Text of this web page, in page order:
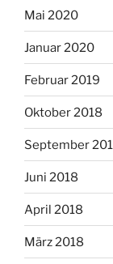
Mai 2020
Januar 2020
Februar 2019
Oktober 2018
September
Juni 2018
April 2018
März 2018